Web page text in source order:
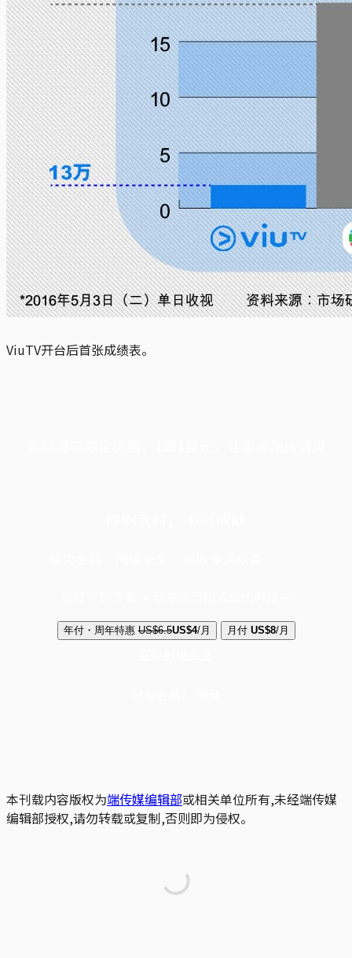
ViuTV开台后首张成绩表。
年付・周年特惠 US$6.5US$4/月 月付 US$8/月
本刊载内容版权为端传媒编辑部或相关单位所有,未经端传媒
编辑部授权,请勿转载或复制,否则即为侵权。